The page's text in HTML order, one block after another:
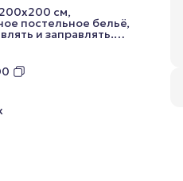
см,
постельное бельё,
и заправлять.
и не
хорошенько
оттенок для
и практичный
хлопок,
не выгорает,